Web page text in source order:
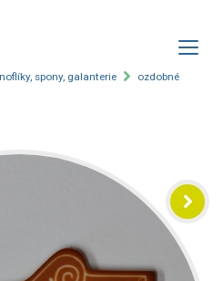
spony, galanterie
ozdobné